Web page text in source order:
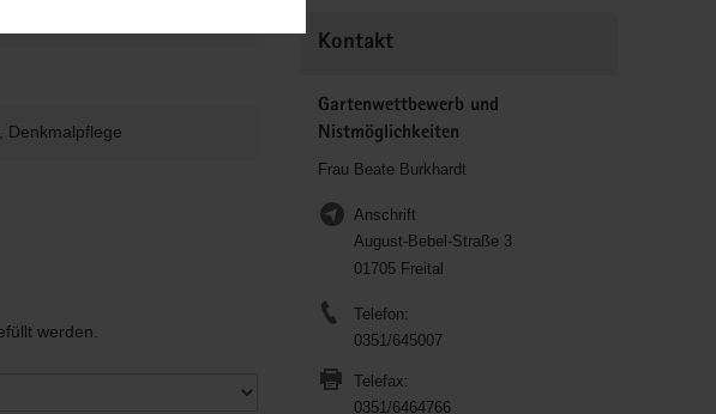
Denkmalpflege
werden.
Kontakt
Gartenwettbewerb und
Nistmöglichkeiten
Frau Beate Burkhardt
Anschrift
August-Bebel-Straße 3
01705 Freital
Telefon:
0351/645007
Telefax:
0351/6464766